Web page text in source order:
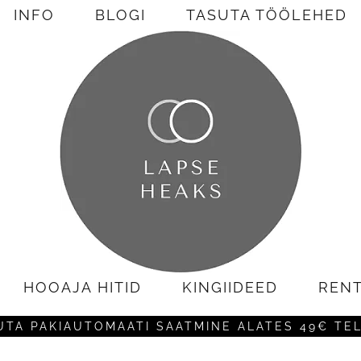
INFO BLOGI TASUTA TÖÖLEHED
HOOAJA HITID KINGIIDEED
PAKIAUTOMAATI SAATMINE ALATES 49€